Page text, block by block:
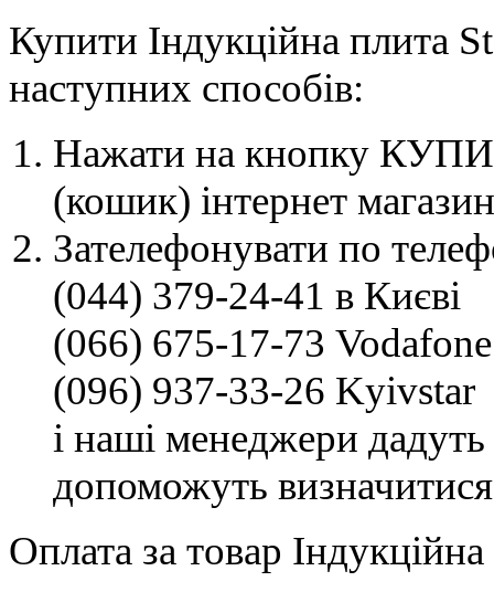
Купити Індукційна плита
наступних способів:
Нажати на кнопку
(кошик) інтернет
Зателефонувати по
(044) 379-24-41 в Києві
(066) 675-17-73 Vodafone
(096) 937-33-26 Kyivstar
і наші менеджери дадуть
допоможуть
Оплата за товар